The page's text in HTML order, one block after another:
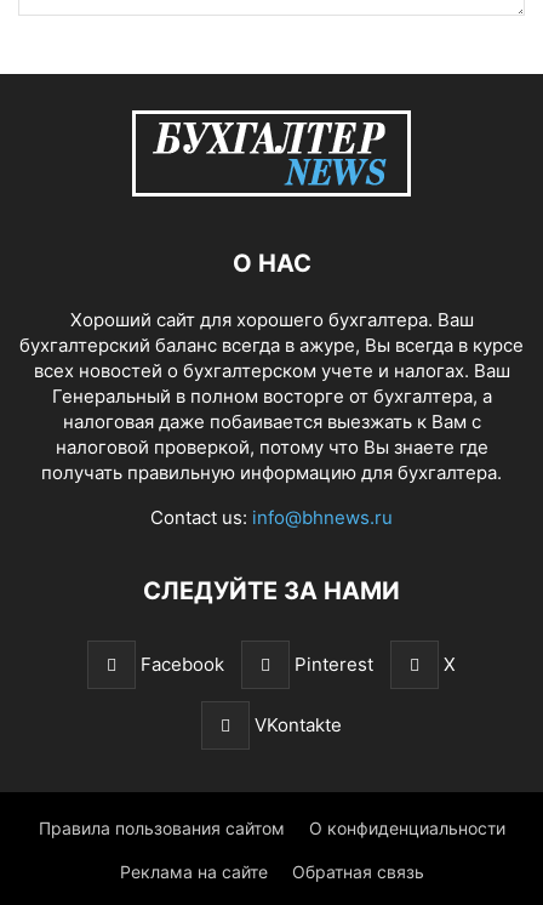
О НАС
Хороший сайт для хорошего бухгалтера. Ваш
бухгалтерский баланс всегда в ажуре, Вы всегда в курсе
всех новостей о бухгалтерском учете и налогах. Ваш
Генеральный в полном восторге от бухгалтера, а
налоговая даже побаивается выезжать к Вам с
налоговой проверкой, потому что Вы знаете где
получать правильную информацию для бухгалтера.
Contact us: info@bhnews.ru
СЛЕДУЙТЕ ЗА НАМИ
Facebook Pinterest X
VKontakte
Правила пользования сайтом О конфиденциальности
Реклама на сайте Обратная связь